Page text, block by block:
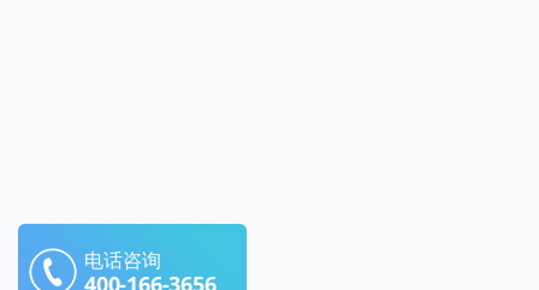
电话咨询
400-166-3656